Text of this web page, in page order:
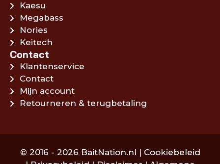
Kaesu
Megabass
Nories
Keitech
Contact
Klantenservice
Contact
Mijn account
Retourneren & terugbetaling
© 2016 - 2026 BaitNation.nl | Cookiebeleid